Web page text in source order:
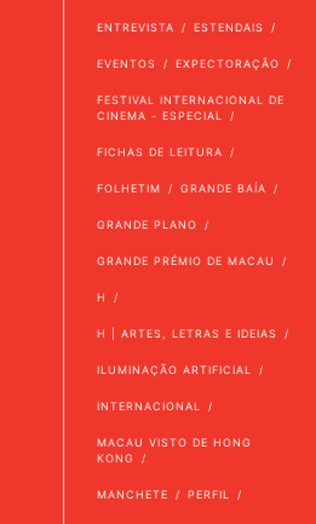
ENTREVISTA ESTENDAIS
EVENTOS EXPECTORAÇÃO
FESTIVAL INTERNACIONAL DE
CINEMA - ESPECIAL
FICHAS DE LEITURA
FOLHETIM GRANDE BAÍA
GRANDE PLANO
GRANDE PRÉMIO DE MACAU
H
H | ARTES, LETRAS E IDEIAS
ILUMINAÇÃO ARTIFICIAL
INTERNACIONAL
MACAU VISTO DE HONG
KONG
MANCHETE PERFIL